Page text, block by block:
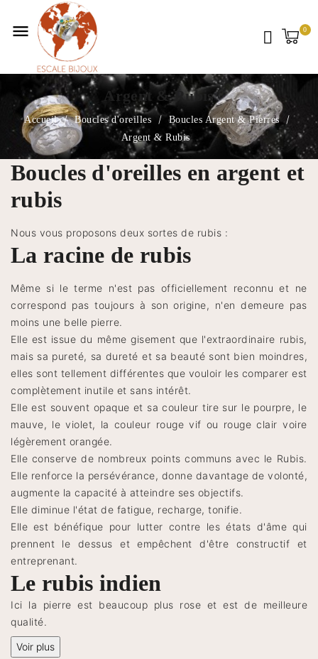
menu
Argent & Rubis
Accueil Boucles d'oreilles
Boucles Argent & Pierres
Argent & Rubis
Boucles d'oreilles en argent et
rubis
Nous vous proposons deux sortes de rubis :
La racine de rubis
Même si le terme n'est pas officiellement reconnu et ne
correspond pas toujours à son origine, n'en demeure pas
moins une belle pierre.
Elle est issue du même gisement que l'extraordinaire rubis,
mais sa pureté, sa dureté et sa beauté sont bien moindres,
elles sont tellement différentes que vouloir les comparer est
complètement inutile et sans intérêt.
Elle est souvent opaque et sa couleur tire sur le pourpre, le
mauve, le violet, la couleur rouge vif ou rouge clair voire
légèrement orangée.
Elle conserve de nombreux points communs avec le Rubis.
Elle renforce la persévérance, donne davantage de volonté,
augmente la capacité à atteindre ses objectifs.
Elle diminue l'état de fatigue, recharge, tonifie.
Elle est bénéfique pour lutter contre les états d'âme qui
prennent le dessus et empêchent d'être constructif et
entreprenant.
Le rubis indien
Ici la pierre est beaucoup plus rose et est de meilleure
qualité.
Voir plus